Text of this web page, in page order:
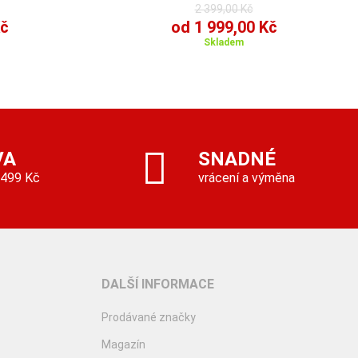
2 399,00 Kč
od 1 999,00 Kč
Skladem
Kč
SNADNÉ
vrácení a výměna
DALŠÍ INFORMACE
Prodávané značky
Magazín